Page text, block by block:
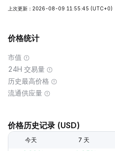
上次更新：2026-08-09 11:55:45 (UTC+0)
价格统计
市值
24H 交易量
历史最高价格
流通供应量
价格历史记录 (USD)
今天 7 天